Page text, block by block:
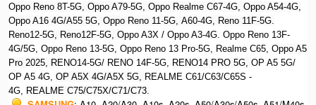
Oppo Reno 8T-5G, Oppo A79-5G, Oppo Realme C67-4G, Oppo A54-4G,
Oppo A16 4G/A55 5G, Oppo Reno 11-5G, A60-4G, Reno 11F-5G.
Reno12-5G, Reno12F-5G, Oppo A3X / Oppo A3-4G. Oppo Reno 13F-
4G/5G, Oppo Reno 13-5G, Oppo Reno 13 Pro-5G, Realme C65, Oppo A5
Pro 2025, RENO14-5G/ RENO 14F-5G, RENO14 PRO 5G, OP A5 5G/
OP A5 4G, OP A5X 4G/A5X 5G, REALME C61/C63/C65S -
4G, REALME C75/C75X/C71/C73.